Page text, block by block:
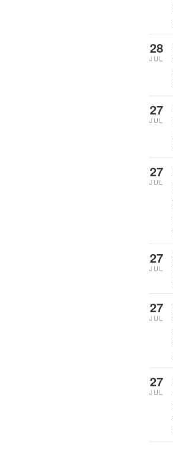
28
JUL
27
JUL
27
JUL
27
JUL
27
JUL
27
JUL